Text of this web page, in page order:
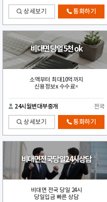
상세보기 통화하기
비대면 당일 5천 ok
소액부터 최대10억까지
신용정보x 수수료×
24시월변대부중개 전국
상세보기 통화하기
비대면전국당일24시상담
비대면 전국 당일 24시
당일입금 빠른 상담